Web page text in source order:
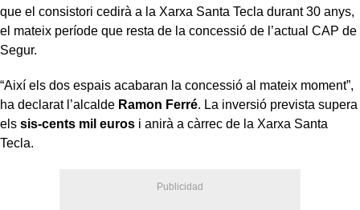
que el consistori cedirà a la Xarxa Santa Tecla durant 30 anys,
el mateix període que resta de la concessió de l’actual CAP de
Segur.
“Així els dos espais acabaran la concessió al mateix moment”,
ha declarat l’alcalde Ramon Ferré. La inversió prevista supera
els sis-cents mil euros i anirà a càrrec de la Xarxa Santa
Tecla.